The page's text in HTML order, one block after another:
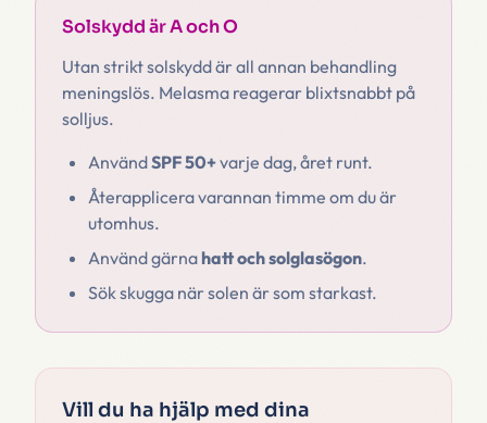
Solskydd är A och O
Utan strikt solskydd är all annan behandling
meningslös. Melasma reagerar blixtsnabbt på
solljus.
AnvändSPF 50+varje dag, året runt.
Återapplicera varannan timme om du är
utomhus.
Använd gärna hatt och solglasögon.
Sök skugga när solen är som starkast.
Vill du ha hjälp med dina